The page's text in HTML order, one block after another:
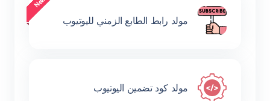
مولد رابط الطابع الزمني لليوتيوب
مولد كود تضمين اليوتيوب